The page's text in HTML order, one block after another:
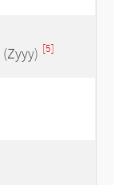
(Zyyy) [5]